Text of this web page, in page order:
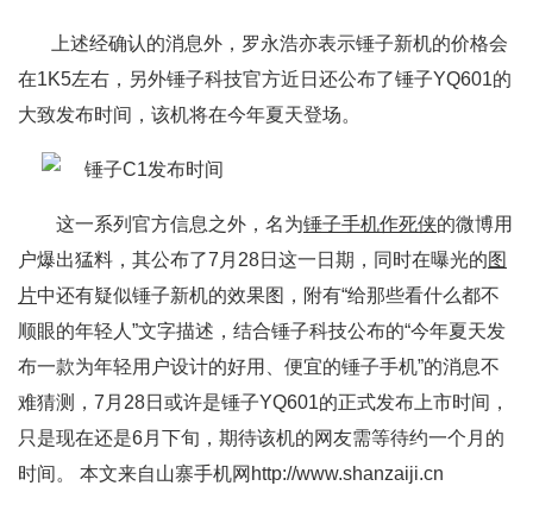
上述经确认的消息外，罗永浩亦表示锤子新机的价格会
在1K5左右，另外锤子科技官方近日还公布了锤子YQ601的
大致发布时间，该机将在今年夏天登场。
这一系列官方信息之外，名为锤子手机作死侠的微博用
户爆出猛料，其公布了7月28日这一日期，同时在曝光的图
片中还有疑似锤子新机的效果图，附有“给那些看什么都不
顺眼的年轻人”文字描述，结合锤子科技公布的“今年夏天发
布一款为年轻用户设计的好用、便宜的锤子手机”的消息不
难猜测，7月28日或许是锤子YQ601的正式发布上市时间，
只是现在还是6月下旬，期待该机的网友需等待约一个月的
时间。 本文来自山寨手机网http://www.shanzaiji.cn